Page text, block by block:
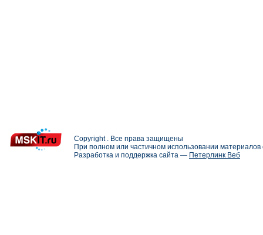
Copyright . Все права защищены
При полном или частичном использовании
Разработка и поддержка сайта — Петерлинк Веб